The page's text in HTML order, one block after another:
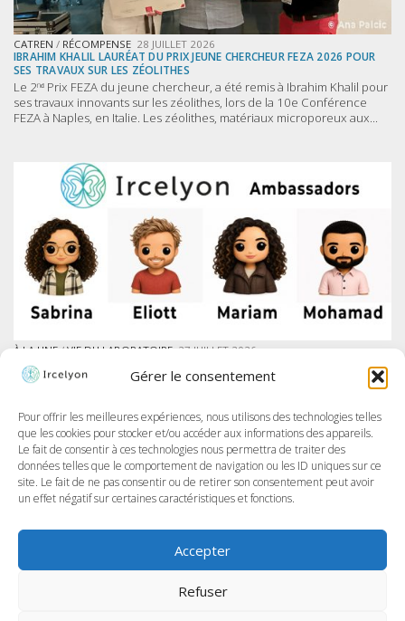
Gérer le consentement
Pour offrir les meilleures expériences, nous utilisons des technologies telles
que les cookies pour stocker et/ou accéder aux informations des appareils.
Le fait de consentir à ces technologies nous permettra de traiter des
données telles que le comportement de navigation ou les ID uniques sur ce
site. Le fait de ne pas consentir ou de retirer son consentement peut avoir
un effet négatif sur certaines caractéristiques et fonctions.
Accepter
Refuser
CATREN / RÉCOMPENSE 28 JUILLET 2026
IBRAHIM KHALIL LAURÉAT DU PRIX JEUNE CHERCHEUR FEZA 2026 POUR
SES TRAVAUX SUR LES ZÉOLITHES
Le 2ⁿᵈ Prix FEZA du jeune chercheur, a été remis à Ibrahim Khalil pour
ses travaux innovants sur les zéolithes, lors de la 10e Conférence
FEZA à Naples, en Italie. Les zéolithes, matériaux microporeux aux...
À LA UNE /VIE DU LABORATOIRE 27 JUILLET 2026
IRCELYON LANCE SON PROGRAMME DES AMBASSADEURS SUR LINKEDIN
À Ircelyon, nous formons les chercheur·e·s de demain, et aujourd’hui,
nous allons encore plus loin en donnant la parole à nos doctorant·e·s
à travers un tout nouveau programme : les Ambassadeurs et
Ambassadrices d’Ircelyon !...